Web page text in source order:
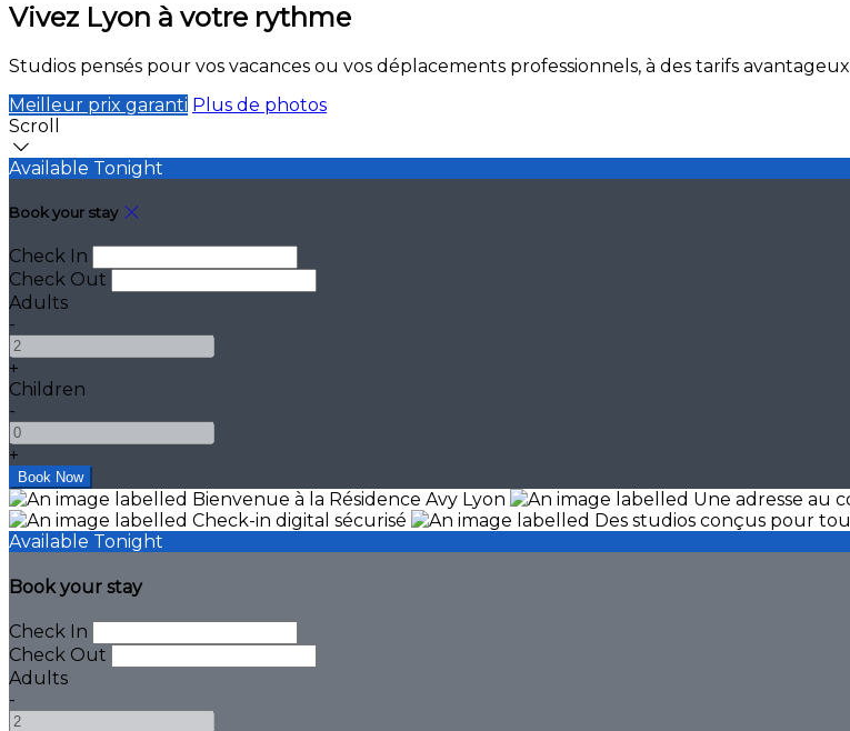
Vivez Lyon à votre rythme
Studios pensés pour vos vacances ou vos déplacements professionnels, à des tarifs avantageux
Meilleur prix garanti Plus de photos
Scroll
Available Tonight
Book your stay
Check In
Check Out
Adults
-
+
Children
-
+
Available Tonight
Book your stay
Check In
Check Out
Adults
-